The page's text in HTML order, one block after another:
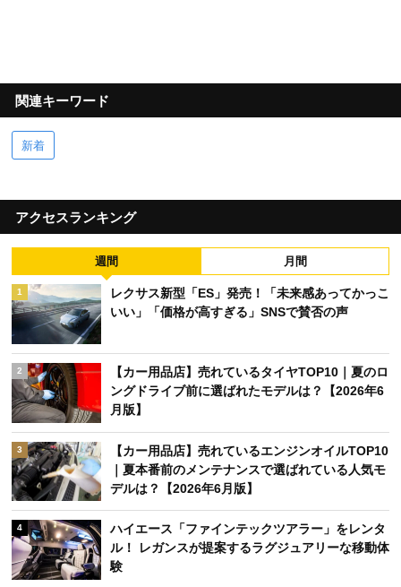
関連キーワード
新着
アクセスランキング
週間 月間
1
レクサス新型「ES」発売！「未来感あってかっこ
いい」「価格が高すぎる」SNSで賛否の声
2
【カー用品店】売れているタイヤTOP10｜夏のロ
ングドライブ前に選ばれたモデルは？【2026年6
月版】
3
【カー用品店】売れているエンジンオイルTOP10
｜夏本番前のメンテナンスで選ばれている人気モ
デルは？【2026年6月版】
4
ハイエース「ファインテックツアラー」をレンタ
ル！ レガンスが提案するラグジュアリーな移動体
験